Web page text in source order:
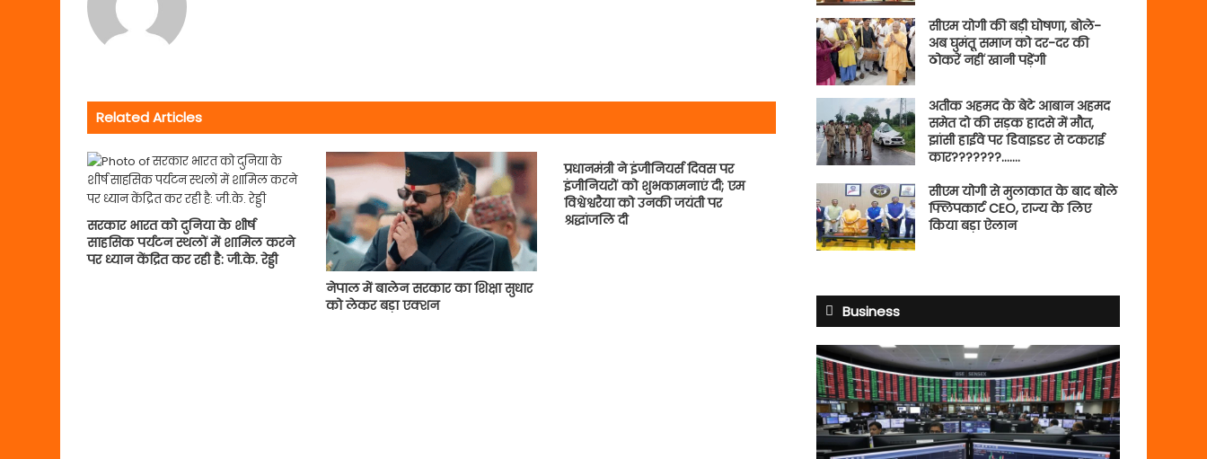
Related Articles
सरकार भारत को दुनिया के शीर्ष
साहसिक पर्यटन स्थलों में शामिल करने
पर ध्यान केंद्रित कर रही है: जी.के. रेड्डी
नेपाल में बालेन सरकार का शिक्षा सुधार
को लेकर बड़ा एक्शन
प्रधानमंत्री ने इंजीनियर्स दिवस पर
इंजीनियरों को शुभकामनाएं दी; एम
विश्वेश्वरैया को उनकी जयंती पर
श्रद्धांजलि दी
सीएम योगी की बड़ी घोषणा, बोले-
अब घुमंतू समाज को दर-दर की
ठोकरें नहीं खानी पड़ेंगी
अतीक अहमद के बेटे आबान अहमद
समेत दो की सड़क हादसे में मौत,
झांसी हाईवे पर डिवाइडर से टकराई
कार???????…….
सीएम योगी से मुलाकात के बाद बोले
फ्लिपकार्ट CEO, राज्य के लिए
किया बड़ा ऐलान
Business